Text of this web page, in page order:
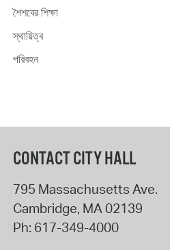
শৈশবের শিক্ষা
স্থায়িত্ব
পরিবহন
CONTACT CITY HALL
795 Massachusetts Ave.
Cambridge, MA02139
Ph: 617-349-4000